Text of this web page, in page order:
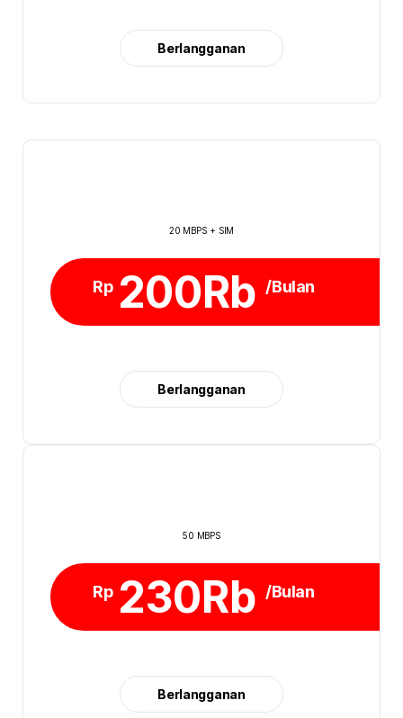
Berlangganan
20 MBPS + SIM
Rp 200Rb /Bulan
Berlangganan
50 MBPS
Rp 230Rb /Bulan
Berlangganan